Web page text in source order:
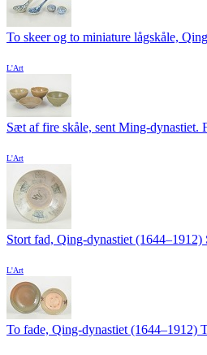
To skeer og to miniature lågskåle,
L'Art
Sæt af fire skåle, sent Ming-dynastiet.
L'Art
Stort fad, Qing-dynastiet (1644–1912)
L'Art
To fade, Qing-dynastiet (1644–1912)